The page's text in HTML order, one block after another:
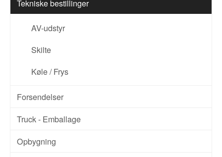
Tekniske bestillinger
AV-udstyr
Skilte
Køle / Frys
Forsendelser
Truck - Emballage
Opbygning